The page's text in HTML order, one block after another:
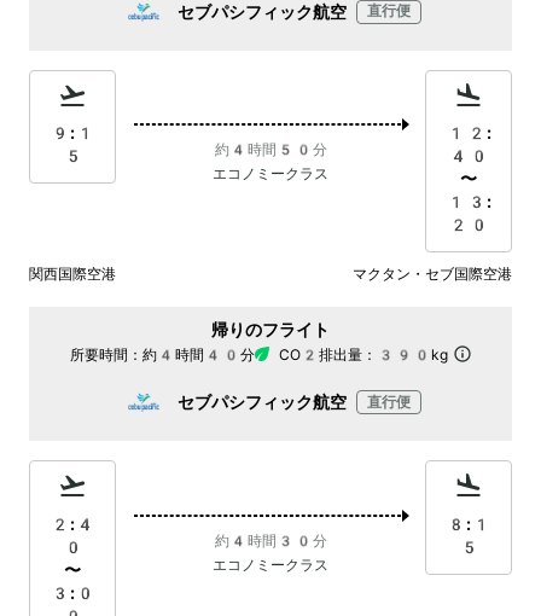
セブパシフィック航空 直行便
9:1
5
約4時間50分
エコノミークラス
12:
40
〜
13:
20
関西国際空港 マクタン・セブ国際空港
帰りのフライト
所要時間： 約4時間40分 CO2排出量： 390kg
セブパシフィック航空 直行便
2:4
0
〜
3:0
約4時間30分
エコノミークラス
8:1
5